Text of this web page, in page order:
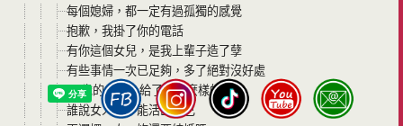
每個媳婦，都一定有過孤獨的感覺
抱歉，我掛了你的電話
有你這個女兒，是我上輩子造了孽
有些事情一次已足夠，多了絕對沒好處
35歲的自己，給了我甚麼樣的禮物
誰說女人就不能活出自己